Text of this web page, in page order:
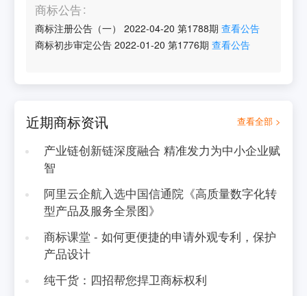
商标公告
商标注册公告（一） 2022-04-20 第1788期 查看公告
商标初步审定公告 2022-01-20 第1776期 查看公告
近期商标资讯 查看全部 >
产业链创新链深度融合 精准发力为中小企业赋
智
阿里云企航入选中国信通院《高质量数字化转
型产品及服务全景图》
商标课堂 - 如何更便捷的申请外观专利，保护
产品设计
纯干货：四招帮您捍卫商标权利